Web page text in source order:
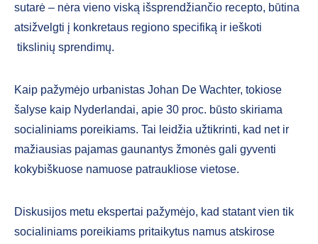
sutarė – nėra vieno viską išsprendžiančio recepto, būtina
atsižvelgti į konkretaus regiono specifiką ir ieškoti
tikslinių sprendimų.
Kaip pažymėjo urbanistas Johan De Wachter, tokiose
šalyse kaip Nyderlandai, apie 30 proc. būsto skiriama
socialiniams poreikiams. Tai leidžia užtikrinti, kad net ir
mažiausias pajamas gaunantys žmonės gali gyventi
kokybiškuose namuose patraukliose vietose.
Diskusijos metu ekspertai pažymėjo, kad statant vien tik
socialiniams poreikiams pritaikytus namus atskirose